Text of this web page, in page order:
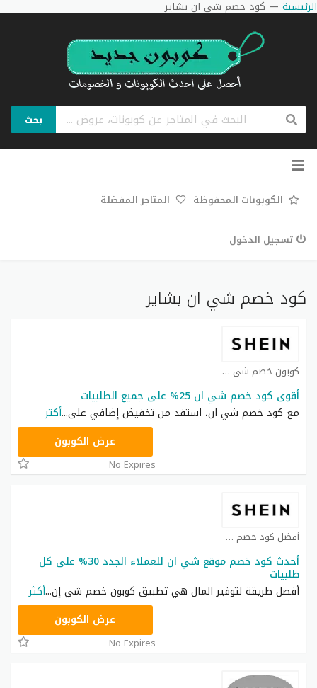
الرئيسية — كود خصم شي ان بشاير
بحث
تخطي
الكوبونات المحفوظة المتاجر المفضلة
تسجيل الدخول
كود خصم شي ان بشاير
كوبون خصم شي ان كوبون
أقوى كود خصم شي ان 25% على جميع الطلبيات
مع كود خصم شي ان، استفد من تخفيض إضافي على...أكثر
عرض الكوبون
No Expires
أفضل كود خصم شي ان كوبون
أحدث كود خصم موقع شي ان للعملاء الجدد 30% على كل
طلبيات
أفضل طريقة لتوفير المال هي تطبيق كوبون خصم شي إن...أكثر
عرض الكوبون
No Expires